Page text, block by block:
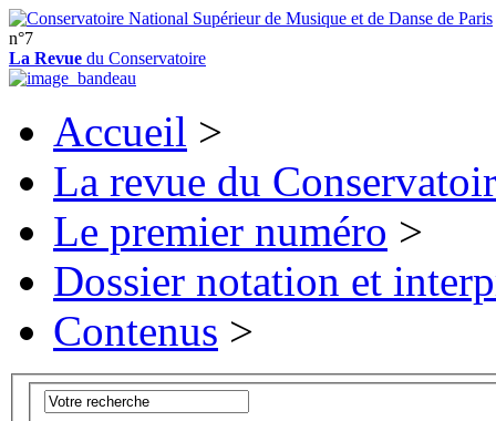
n°7
La Revue du Conservatoire
Accueil >
La revue du
Le premier numéro >
Dossier notation et
Contenus >